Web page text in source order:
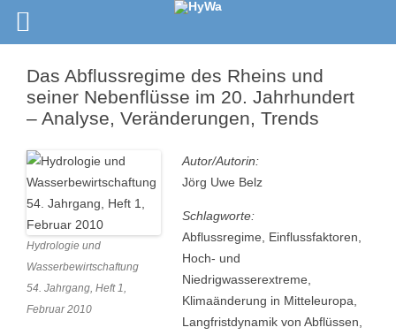
Das Abflussregime des Rheins und
seiner Nebenflüsse im 20. Jahrhundert
– Analyse, Veränderungen, Trends
Hydrologie und
Wasserbewirtschaftung
54. Jahrgang, Heft 1,
Februar 2010
Autor/Autorin:
Jörg Uwe Belz
Schlagworte:
Abflussregime, Einflussfaktoren,
Hoch- und
Niedrigwasserextreme,
Klimaänderung in Mitteleuropa,
Langfristdynamik von Abflüssen,